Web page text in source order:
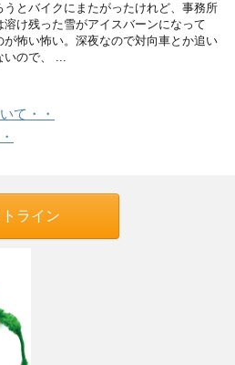
うとバイクにまたがったけれど、事務所
溶け残った雪がアイスバーンになって
が怖い怖い。深夜なので対向車とか追い
いので、 ...
て・・
トライン